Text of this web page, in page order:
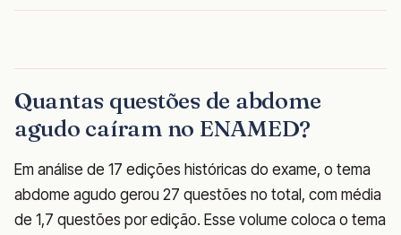
Quantas questões de abdome
agudo caíram no ENAMED?
Em análise de 17 edições históricas do exame, o tema
abdome agudo gerou 27 questões no total, com média
de 1,7 questões por edição. Esse volume coloca o tema